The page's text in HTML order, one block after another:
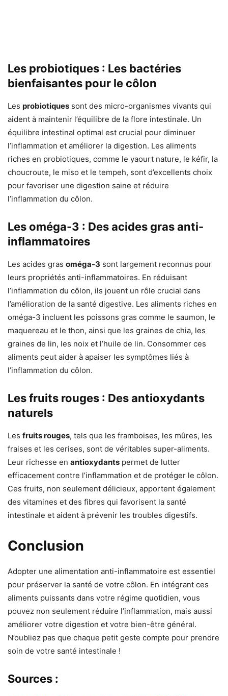
Les probiotiques : Les bactéries
bienfaisantes pour le côlon
Les probiotiques sont des micro-organismes vivants qui
aident à maintenir l’équilibre de la flore intestinale. Un
équilibre intestinal optimal est crucial pour diminuer
l’inflammation et améliorer la digestion. Les aliments
riches en probiotiques, comme le yaourt nature, le kéfir, la
choucroute, le miso et le tempeh, sont d’excellents choix
pour favoriser une digestion saine et réduire
l’inflammation du côlon.
Les oméga-3 : Des acides gras anti-
inflammatoires
Les acides gras oméga-3 sont largement reconnus pour
leurs propriétés anti-inflammatoires. En réduisant
l’inflammation du côlon, ils jouent un rôle crucial dans
l’amélioration de la santé digestive. Les aliments riches en
oméga-3 incluent les poissons gras comme le saumon, le
maquereau et le thon, ainsi que les graines de chia, les
graines de lin, les noix et l’huile de lin. Consommer ces
aliments peut aider à apaiser les symptômes liés à
l’inflammation du côlon.
Les fruits rouges : Des antioxydants
naturels
Les fruits rouges, tels que les framboises, les mûres, les
fraises et les cerises, sont de véritables super-aliments.
Leur richesse en antioxydants permet de lutter
efficacement contre l’inflammation et de protéger le côlon.
Ces fruits, non seulement délicieux, apportent également
des vitamines et des fibres qui favorisent la santé
intestinale et aident à prévenir les troubles digestifs.
Conclusion
Adopter une alimentation anti-inflammatoire est essentiel
pour préserver la santé de votre côlon. En intégrant ces
aliments puissants dans votre régime quotidien, vous
pouvez non seulement réduire l’inflammation, mais aussi
améliorer votre digestion et votre bien-être général.
N’oubliez pas que chaque petit geste compte pour prendre
soin de votre santé intestinale !
Sources :